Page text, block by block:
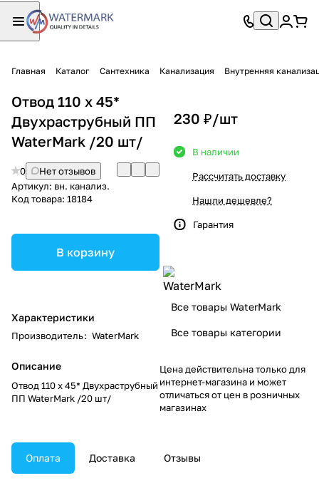
Главная Каталог Сантехника Канализация Внутренняя
Отвод 110 х 45*
Двухраструбный ПП
WaterMark /20 шт/
0
Нет отзывов
Артикул: вн. канализ.
Код товара: 18184
В корзину
Характеристики
Производитель: WaterMark
Описание
Отвод 110 х 45* Двухраструбный
ПП WaterMark /20 шт/
230 ₽/шт
В наличии
Рассчитать доставку
Нашли дешевле?
Гарантия
Все товары WaterMark
Все товары категории
Цена действительна только для
интернет-магазина и может
отличаться от цен в розничных
магазинах
Оплата Доставка Отзывы